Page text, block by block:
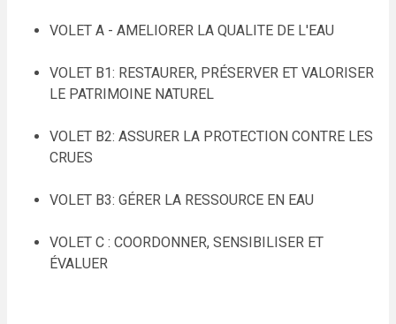
VOLET A - AMELIORER LA QUALITE DE L'EAU
VOLET B1: RESTAURER, PRÉSERVER ET VALORISER
LE PATRIMOINE NATUREL
VOLET B2: ASSURER LA PROTECTION CONTRE LES
CRUES
VOLET B3: GÉRER LA RESSOURCE EN EAU
VOLET C : COORDONNER, SENSIBILISER ET
ÉVALUER